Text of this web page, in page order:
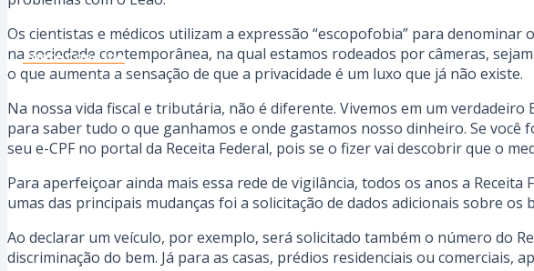
Conte Conosco
Os cientistas e médicos utilizam a expressão “escopofobia” para
na sociedade contemporânea, na qual estamos rodeados por câmeras,
o que aumenta a sensação de que a privacidade é um luxo que já não existe.
Na nossa vida fiscal e tributária, não é diferente. Vivemos em um
para saber tudo o que ganhamos e onde gastamos nosso dinheiro. Se
seu e-CPF no portal da Receita Federal, pois se o fizer vai descobrir que o
Para aperfeiçoar ainda mais essa rede de vigilância, todos os anos a Receita
umas das principais mudanças foi a solicitação de dados adicionais sobre os
Ao declarar um veículo, por exemplo, será solicitado também o número do
discriminação do bem. Já para as casas, prédios residenciais ou